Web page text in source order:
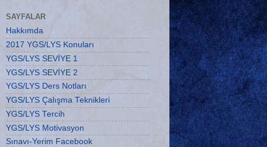
SAYFALAR
Hakkımda
2017 YGS/LYS Konuları
YGS/LYS SEVİYE 1
YGS/LYS SEVİYE 2
YGS/LYS Ders Notları
YGS/LYS Çalışma Teknikleri
YGS/LYS Tercih
YGS/LYS Motivasyon
Sınavı-Yerim Facebook